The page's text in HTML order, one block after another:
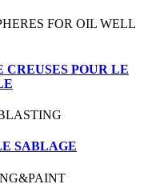
CREUSES POUR LE
SABLAGE